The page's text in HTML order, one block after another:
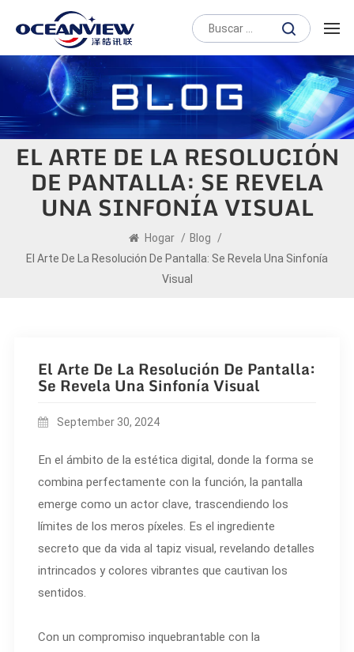
EL ARTE DE LA RESOLUCIÓN
DE PANTALLA: SE REVELA
UNA SINFONÍA VISUAL
Hogar / Blog
/
El Arte De La Resolución De Pantalla: Se Revela Una Sinfonía
Visual
El Arte De La Resolución De Pantalla:
Se Revela Una Sinfonía Visual
September 30, 2024
En el ámbito de la estética digital, donde la forma se
combina perfectamente con la función, la pantalla
emerge como un actor clave, trascendiendo los
límites de los meros píxeles. Es el ingrediente
secreto que da vida al tapiz visual, revelando detalles
intrincados y colores vibrantes que cautivan los
sentidos.
Con un compromiso inquebrantable con la